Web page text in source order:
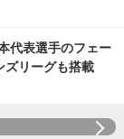
代表選手のフェー
ズリーグも搭載